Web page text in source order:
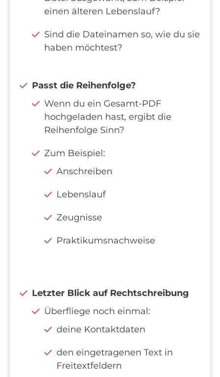
einen älteren Lebenslauf?
Sind die Dateinamen so, wie du sie
haben möchtest?
Passt die Reihenfolge?
Wenn du ein Gesamt-PDF
hochgeladen hast, ergibt die
Reihenfolge Sinn?
Zum Beispiel:
Anschreiben
Lebenslauf
Zeugnisse
Praktikumsnachweise
Letzter Blick auf Rechtschreibung
Überfliege noch einmal:
deine Kontaktdaten
den eingetragenen Text in
Freitextfeldern